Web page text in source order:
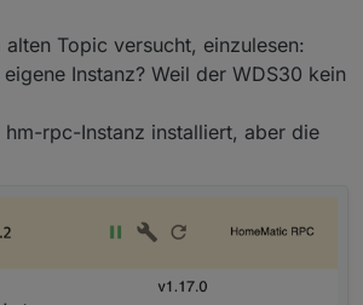
Topic versucht, einzulesen:
Instanz? Weil der WDS30 kein
hm-rpc-Instanz installiert, aber die